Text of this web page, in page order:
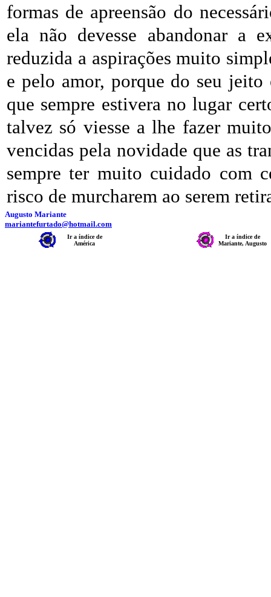
formas de apreensão do
ela não devesse abandonar a
reduzida a aspirações muito
e pelo amor, porque do seu jeito
que sempre estivera no lugar
talvez só viesse a lhe fazer
vencidas pela novidade que as
sempre ter muito cuidado com
risco de murcharem ao serem
Augusto Mariante
mariantefurtado@hotmail.com
Ir a índice de
América
Ir a índice de
Mariante, Augusto